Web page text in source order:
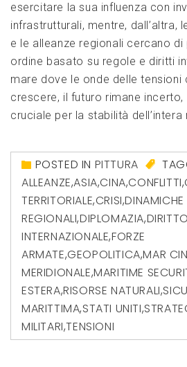
esercitare la sua influenza con
infrastrutturali, mentre, dall’altra,
e le alleanze regionali cercano di
ordine basato ⁤su regole​ e diritti
mare dove le onde delle tensioni
crescere, il futuro ‌rimane‌ incerto,
cruciale per la stabilità dell’intera
POSTED IN PITTURA
ALLEANZE,ASIA,CINA,CONFLITTI,
TERRITORIALE,CRISI,DINAMICHE
REGIONALI,DIPLOMAZIA,DIRITTO
INTERNAZIONALE,FORZE
ARMATE,GEOPOLITICA,MAR
MERIDIONALE,MARITIME
ESTERA,RISORSE NATURALI,
MARITTIMA,STATI UNITI,
MILITARI,TENSIONI